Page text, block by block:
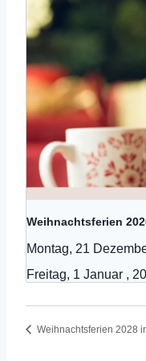
Weihnachtsferien
Montag, 21
Freitag, 1 Januar ,
Weihnachtsferien 2028